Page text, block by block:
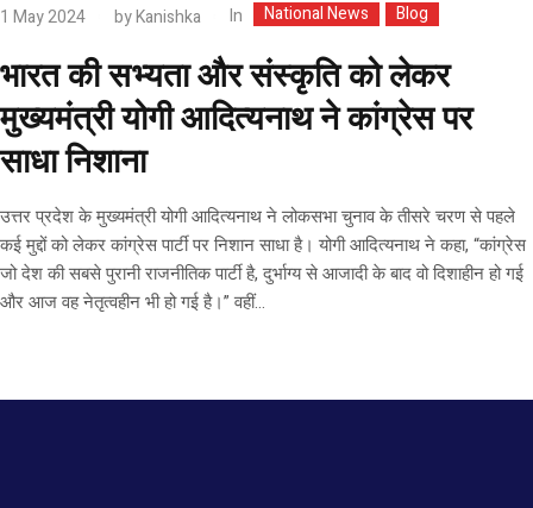
1 May 2024 byKanishka In National News Blog
भारत की सभ्यता और संस्कृति को लेकर
मुख्यमंत्री योगी आदित्यनाथ ने कांग्रेस पर
साधा निशाना
उत्तर प्रदेश के मुख्यमंत्री योगी आदित्यनाथ ने लोकसभा चुनाव के तीसरे चरण से पहले
कई मुद्दों को लेकर कांग्रेस पार्टी पर निशान साधा है। योगी आदित्यनाथ ने कहा, “कांग्रेस
जो देश की सबसे पुरानी राजनीतिक पार्टी है, दुर्भाग्य से आजादी के बाद वो दिशाहीन हो गई
और आज वह नेतृत्वहीन भी हो गई है।” वहीं...